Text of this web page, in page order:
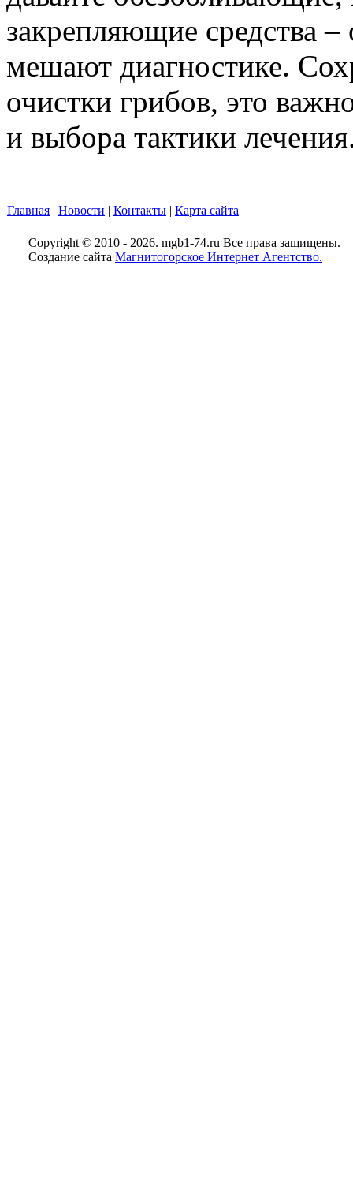
закрепляющие средства
мешают диагностике.
очистки грибов, это
и выбора тактики
Главная | Новости | Контакты | Карта сайта
Copyright © 2010 - 2026. mgb1-74.ru Все права защищены.
Создание сайта Магнитогорское Интернет Агентство.